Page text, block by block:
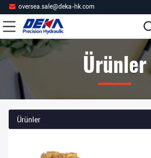
oversea.sale@deka-hk.com
Ürünler
Ürünler